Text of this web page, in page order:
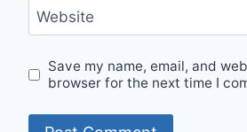
Website
Save my name, email, and
browser for the next time I